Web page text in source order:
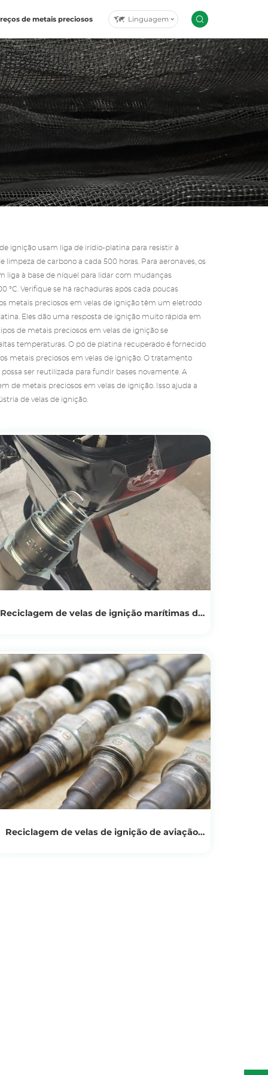
de metais preciosos Linguagem
ignição usam liga de irídio-platina para resistir à
limpeza de carbono a cada 500 horas. Para aeronaves, os
liga à base de níquel para lidar com mudanças
°C. Verifique se há rachaduras após cada poucas
metais preciosos em velas de ignição têm um eletrodo
Eles dão uma resposta de ignição muito rápida em
de metais preciosos em velas de ignição se
temperaturas. O pó de platina recuperado é fornecido
metais preciosos em velas de ignição. O tratamento
ser reutilizada para fundir bases novamente. A
de metais preciosos em velas de ignição. Isso ajuda a
de velas de ignição.
Reciclagem de velas de ignição marítimas de
alto valor
Ver produtos
Obtenha o preço da reciclagem
Reciclagem de velas de ignição de aviação
Ver produtos
Obtenha o preço da reciclagem